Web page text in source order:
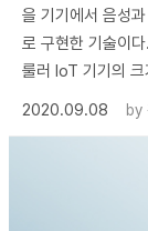
을 기기에서 음성
로 구현한 기술이
룰러 IoT 기기의
2020.09.08
by